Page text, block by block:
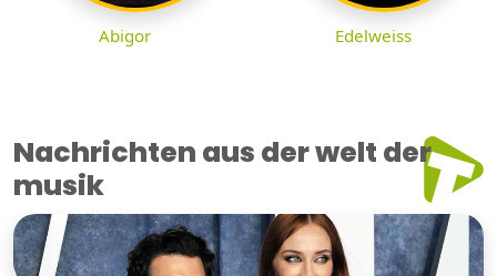
Abigor Edelweiss
Nachrichten aus der welt der
musik